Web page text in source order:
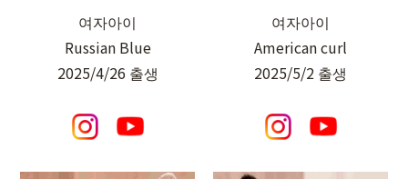
여자아이
Russian Blue
2025/4/26 출생
여자아이
American curl
2025/5/2 출생